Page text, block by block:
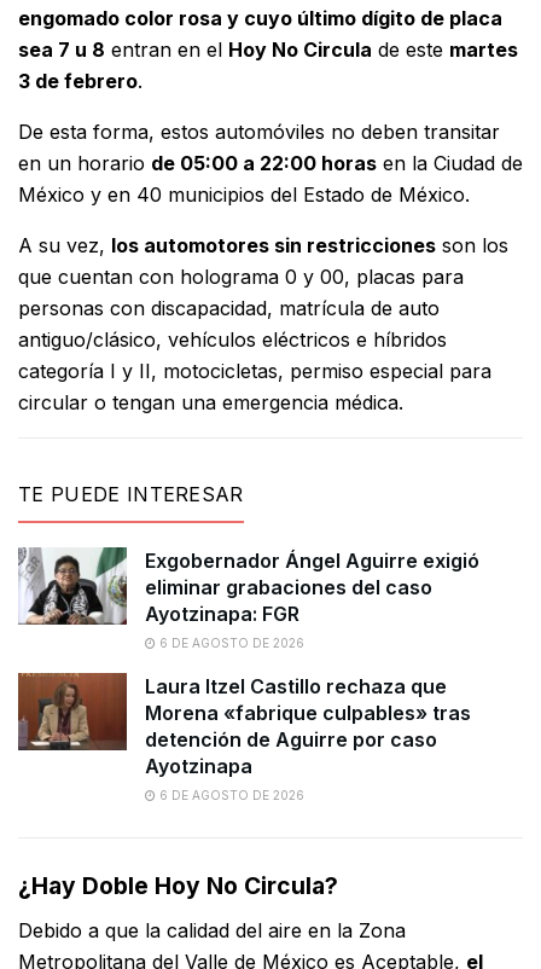
engomado color rosa y cuyo último dígito de placa
sea 7 u 8 entran en el Hoy No Circula de este martes
3 de febrero.
De esta forma, estos automóviles no deben transitar
en un horario de 05:00 a 22:00 horas en la Ciudad de
México y en 40 municipios del Estado de México.
A su vez, los automotores sin restricciones son los
que cuentan con holograma 0 y 00, placas para
personas con discapacidad, matrícula de auto
antiguo/clásico, vehículos eléctricos e híbridos
categoría I y II, motocicletas, permiso especial para
circular o tengan una emergencia médica.
TE PUEDE INTERESAR
Exgobernador Ángel Aguirre exigió
eliminar grabaciones del caso
Ayotzinapa: FGR
6 DE AGOSTO DE 2026
Laura Itzel Castillo rechaza que
Morena «fabrique culpables» tras
detención de Aguirre por caso
Ayotzinapa
6 DE AGOSTO DE 2026
¿Hay Doble Hoy No Circula?
Debido a que la calidad del aire en la Zona
Metropolitana del Valle de México es Aceptable, el